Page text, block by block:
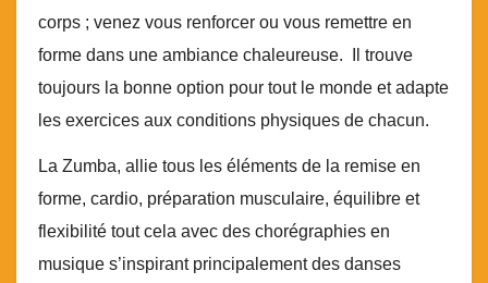
corps ; venez vous renforcer ou vous remettre en
forme dans une ambiance chaleureuse. Il trouve
toujours la bonne option pour tout le monde et adapte
les exercices aux conditions physiques de chacun.
La Zumba, allie tous les éléments de la remise en
forme, cardio, préparation musculaire, équilibre et
flexibilité tout cela avec des chorégraphies en
musique s’inspirant principalement des danses